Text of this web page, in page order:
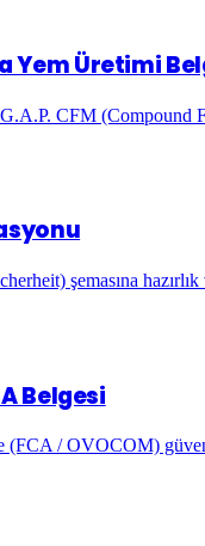
Yem Üretimi
CFM (Compound
şemasına
Belgesi
/ OVOCOM)